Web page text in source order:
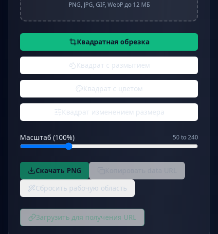
PNG, JPG, GIF, WebP до 12 МБ
Квадратная обрезка
Квадрат с размытием
Квадрат с цветом
Квадрат изменением размера
Масштаб (100%) 50 to 240
Скачать PNG
Сбросить рабочую область
Загрузить для получения URL